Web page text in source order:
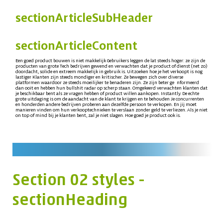
sectionArticleSubHeader
sectionArticleContent
Een goed product bouwen is niet makkelijk Gebruikers leggen de lat steeds hoger: ze zijn de
producten van grote Tech bedrijven gewend en verwachten dat je product of dienst (net zo)
doordacht, solide en extreem makkelijk in gebruik is. Uitzoeken hoe je het verkoopt is nog
lastiger Klanten zijn steeds mondiger en kritischer. Ze bewegen zich over diverse
platformen waardoor ze steeds moeilijker te benaderen zijn. Ze zijn beter ge nformeerd
dan ooit en hebben hun bullshit radar op scherp staan. Omgekeerd verwachten klanten dat
je beschikbaar bent als ze vragen hebben of product willen aankopen. Instantly. De echte
grote uitdaging is om de aandacht van de klant te krijgen en te behouden Je concurrenten
en honderden andere bedrijven proberen aan dezelfde persoon te verkopen. En jij moet
manieren vinden om hun verkooptechnieken te verslaan zonder geld te verliezen. Als je niet
on top of mind bij je klanten bent, zal je niet slagen. Hoe goed je product ook is.
Section 02 styles -
sectionHeading